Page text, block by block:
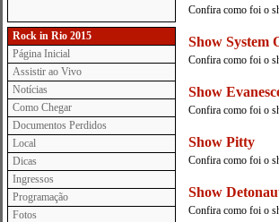
Rock in Rio 2015
Página Inicial
Assistir ao Vivo
Notícias
Como Chegar
Documentos Perdidos
Local
Dicas
Ingressos
Programação
Fotos
Confira como foi o
Show System
Confira como foi o
Show
Confira como foi o
Show Pitty
Confira como foi o
Show
Confira como foi o